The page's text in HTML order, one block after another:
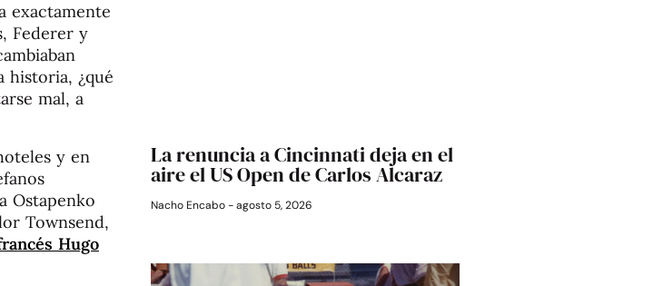
exactamente
Federer y
historia, ¿qué
mal, a
y en
Ostapenko
Townsend,
Hugo
La renuncia a Cincinnati deja en el
aire el US Open de Carlos Alcaraz
Nacho Encabo agosto 5, 2026